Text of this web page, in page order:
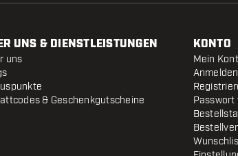
UNS & DIENSTLEISTUNGEN
uns
& Geschenkgutscheine
KONTO
Mein
Anmelden
Passwort